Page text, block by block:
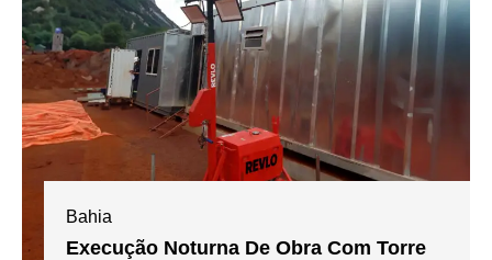
Bahia
Execução Noturna De Obra Com Torre